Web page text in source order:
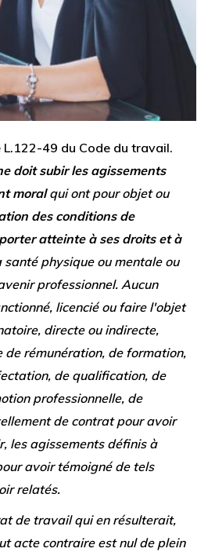
L.122-49 du Code du travail.
doit subir les agissements
moralqui ont pour objet ou
des conditions de
porter atteinte à ses droits et à
physique ou mentale ou
professionnel. Aucun
licencié ou faire l'objet
directe ou indirecte,
de rémunération, de formation,
de qualification, de
professionnelle, de
de contrat pour avoir
les agissements définis à
avoir témoigné de tels
relatés.
de travail qui en résulterait,
acte contraire est nul de plein